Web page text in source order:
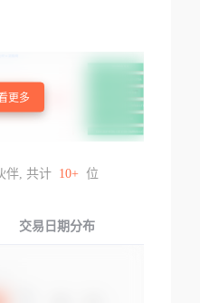
更多
伴, 共计 10+ 位
交易日期分布